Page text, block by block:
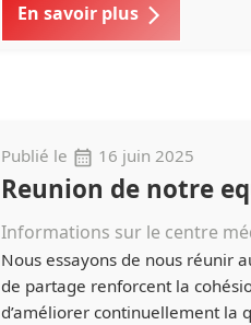
En savoir plus
Publié le 16 juin 2025
Reunion de notre
Informations sur le centre
Nous essayons de nous réunir
de partage renforcent la
d’améliorer continuellement la